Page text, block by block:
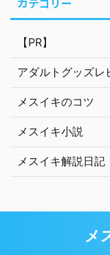
【PR】
アダルトグッズレ
メスイキのコツ
メスイキ小説
メスイキ解説日記
メ